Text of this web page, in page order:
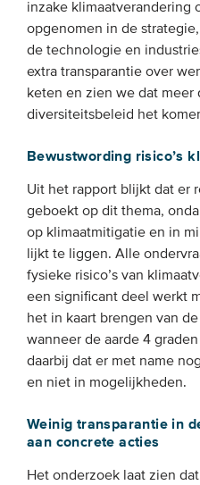
inzake klimaatverandering
opgenomen in de
de technologie en
extra transparantie over
keten en zien we dat meer
diversiteitsbeleid het
Bewustwording risico’s
Uit het rapport blijkt dat er
geboekt op dit thema,
op klimaatmitigatie en in
lijkt te liggen. Alle
fysieke risico’s van
een significant deel werkt
het in kaart brengen van
wanneer de aarde 4
daarbij dat er met name
en niet in mogelijkheden.
Weinig transparantie in
aan concrete acties
Het onderzoek laat zien